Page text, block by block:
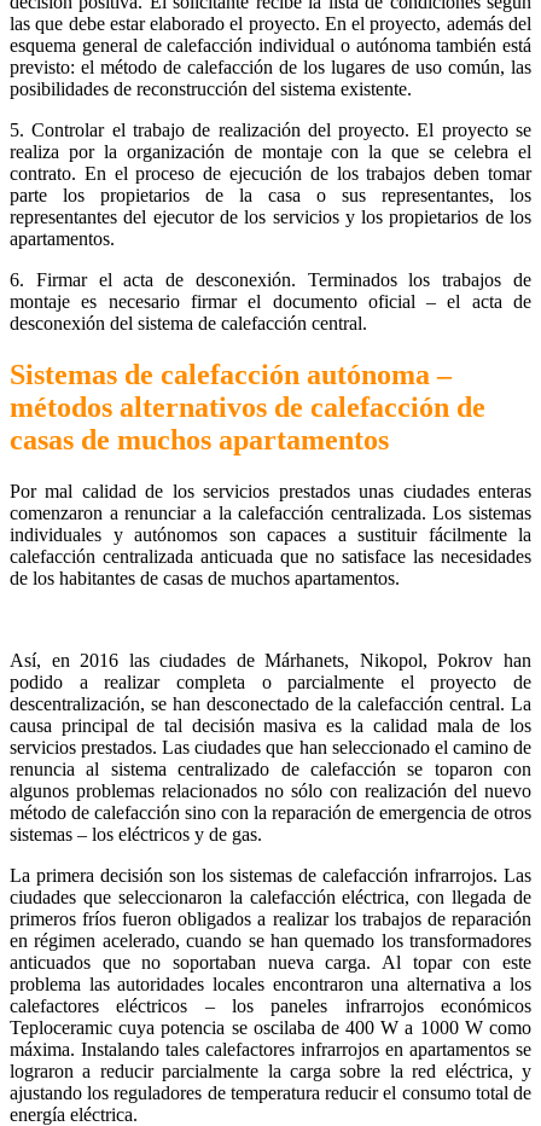
las que debe estar elaborado el proyecto. En el proyecto, además del
esquema general de calefacción individual o autónoma también está
previsto: el método de calefacción de los lugares de uso común, las
posibilidades de reconstrucción del sistema existente.
5. Controlar el trabajo de realización del proyecto. El proyecto se
realiza por la organización de montaje con la que se celebra el
contrato. En el proceso de ejecución de los trabajos deben tomar
parte los propietarios de la casa o sus representantes, los
representantes del ejecutor de los servicios y los propietarios de los
apartamentos.
6. Firmar el acta de desconexión. Terminados los trabajos de
montaje es necesario firmar el documento oficial – el acta de
desconexión del sistema de calefacción central.
Sistemas de calefacción autónoma –
métodos alternativos de calefacción de
casas de muchos apartamentos
Por mal calidad de los servicios prestados unas ciudades enteras
comenzaron a renunciar a la calefacción centralizada. Los sistemas
individuales y autónomos son capaces a sustituir fácilmente la
calefacción centralizada anticuada que no satisface las necesidades
de los habitantes de casas de muchos apartamentos.
Así, en 2016 las ciudades de Márhanets, Nikopol, Pokrov han
podido a realizar completa o parcialmente el proyecto de
descentralización, se han desconectado de la calefacción central. La
causa principal de tal decisión masiva es la calidad mala de los
servicios prestados. Las ciudades que han seleccionado el camino de
renuncia al sistema centralizado de calefacción se toparon con
algunos problemas relacionados no sólo con realización del nuevo
método de calefacción sino con la reparación de emergencia de otros
sistemas – los eléctricos y de gas.
La primera decisión son los sistemas de calefacción infrarrojos. Las
ciudades que seleccionaron la calefacción eléctrica, con llegada de
primeros fríos fueron obligados a realizar los trabajos de reparación
en régimen acelerado, cuando se han quemado los transformadores
anticuados que no soportaban nueva carga. Al topar con este
problema las autoridades locales encontraron una alternativa a los
calefactores eléctricos – los paneles infrarrojos económicos
Teploceramic cuya potencia se oscilaba de 400 W a 1000 W como
máxima. Instalando tales calefactores infrarrojos en apartamentos se
lograron a reducir parcialmente la carga sobre la red eléctrica, y
ajustando los reguladores de temperatura reducir el consumo total de
energía eléctrica.